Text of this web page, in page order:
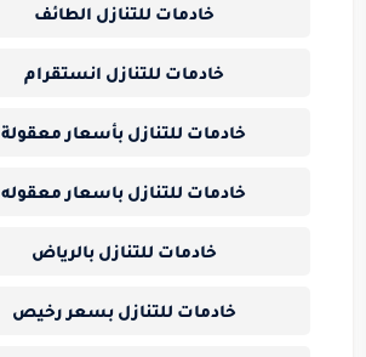
خادمات للتنازل الطائف
خادمات للتنازل انستقرام
خادمات للتنازل بأسعار معقولة
خادمات للتنازل باسعار معقوله
خادمات للتنازل بالرياض
خادمات للتنازل بسعر رخيص